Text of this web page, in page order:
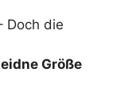
Doch die
Größe